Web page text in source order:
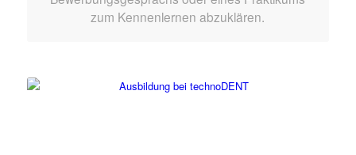
zum Kennenlernen abzuklären.